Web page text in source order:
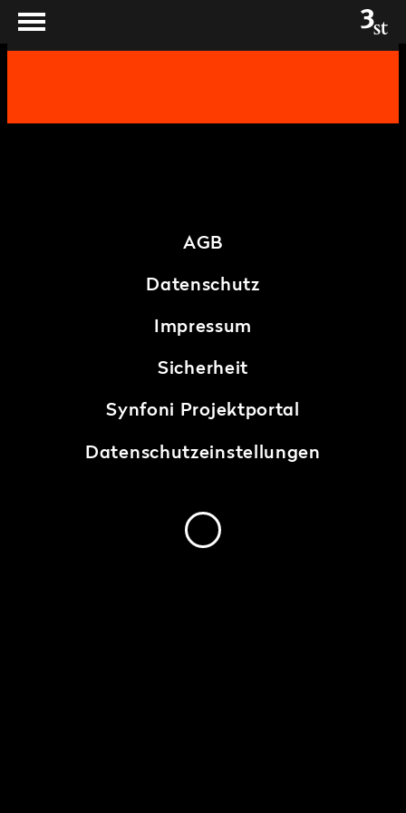
AGB
Datenschutz
Impressum
Sicherheit
Synfoni Projektportal
Datenschutzeinstellungen